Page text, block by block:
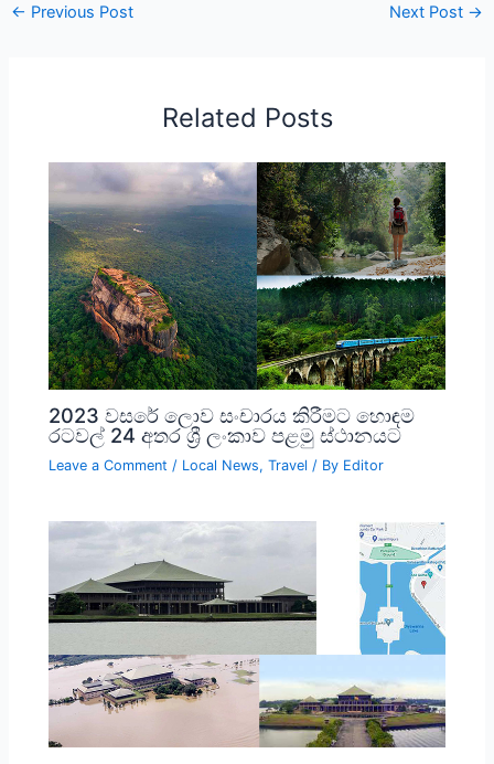
← Previous Post Next Post →
Related Posts
2023 වසරේ ලොව සංචාරය කිරීමට හොඳම
රටවල් 24 අතර ශ්‍රී ලංකාව පළමු ස්ථානයට
Leave a Comment / Local News,Travel / By Editor